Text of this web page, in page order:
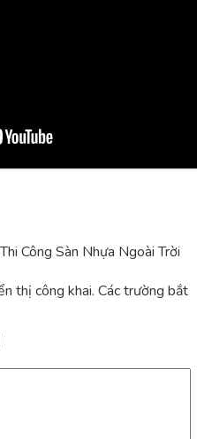
Công Sàn Nhựa Ngoài Trời
thị công khai. Các trường bắt